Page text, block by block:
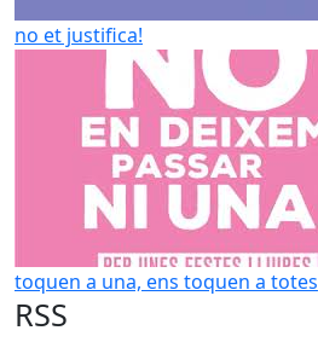
no et justifica!
toquen a una, ens toquen a totes
RSS